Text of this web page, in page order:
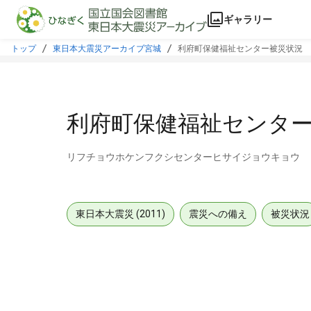
本文に飛ぶ
ギャラリー
トップ 東日本大震災アーカイブ宮城 利府町保健福祉センター被災状況
利府町保健福祉センタ
リフチョウホケンフクシセンターヒサイジョウキョウ
東日本大震災 (2011) 震災への備え 被災状況